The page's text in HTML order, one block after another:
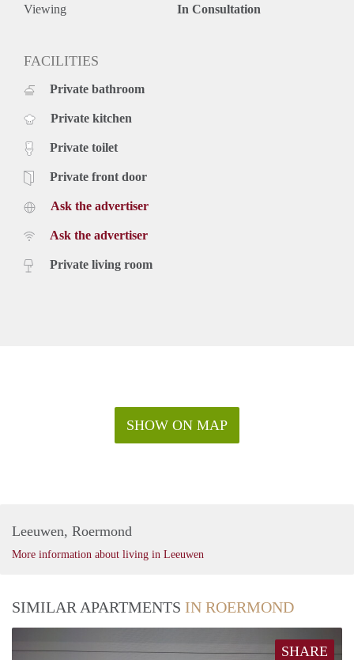
Wij werken conform het toewijzigingsprotocol van Pararius.
https://www.pararius.nl/info/selectieprocedure-huurder
Viewing In Consultation
FACILITIES
Private bathroom
Private kitchen
Private toilet
Private front door
Ask the advertiser
Ask the advertiser
Private living room
SHOW ON MAP
Leeuwen, Roermond
More information about living in Leeuwen
SIMILAR APARTMENTS IN ROERMOND
SHARE